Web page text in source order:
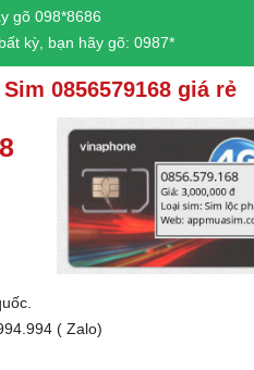
gõ 098*8686
kỳ, bạn hãy gõ: 0987*
0856579168 giá rẻ
( Zalo)